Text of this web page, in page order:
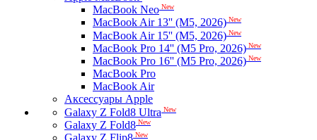
MacBook Neo New
MacBook Air 13'' (M5, 2026) New
MacBook Air 15'' (M5, 2026) New
MacBook Pro 14'' (M5 Pro, 2026) New
MacBook Pro 16'' (M5 Pro, 2026) New
MacBook Pro
MacBook Air
Аксессуары Apple
Galaxy Z Fold8 Ultra New
Galaxy Z Fold8 New
New